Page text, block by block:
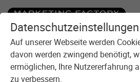
Datenschutzeinstellungen
Auf unserer Webseite werden
davon werden zwingend benötigt,
ermöglichen, Ihre Nutzererfahrung
zu verbessern.
Zum Inhalt springen
Sie sind here:
Kurz notiert: Mit Forensik dem Apachen